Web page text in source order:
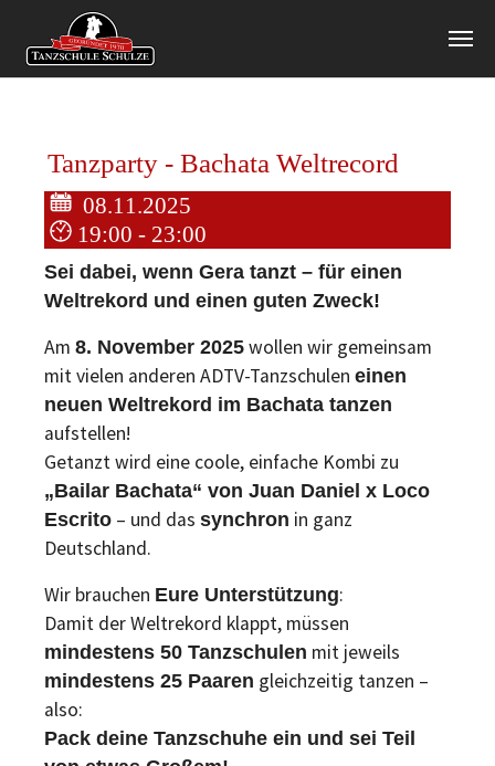
Tanzparty - Bachata Weltrecord
08.11.2025
19:00 - 23:00
Sei dabei, wenn Gera tanzt – für einen
Weltrekord und einen guten Zweck!
Am 8. November 2025 wollen wir gemeinsam
mit vielen anderen ADTV-Tanzschulen einen
neuen Weltrekord im Bachata tanzen
aufstellen!
Getanzt wird eine coole, einfache Kombi zu
„Bailar Bachata“ von Juan Daniel x Loco
Escrito – und das synchron in ganz
Deutschland.
Wir brauchen Eure Unterstützung:
Damit der Weltrekord klappt, müssen
mindestens 50 Tanzschulen mit jeweils
mindestens 25 Paaren gleichzeitig tanzen –
also:
Pack deine Tanzschuhe ein und sei Teil